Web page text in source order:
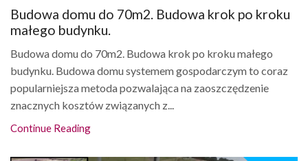
Budowa domu do 70m2. Budowa krok po kroku
małego budynku.
Budowa domu do 70m2. Budowa krok po kroku małego
budynku. Budowa domu systemem gospodarczym to coraz
popularniejsza metoda pozwalająca na zaoszczędzenie
znacznych kosztów związanych z...
Continue Reading